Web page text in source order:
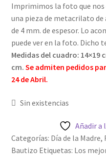
Contacto
ENVIO DE FOTOS Y
Ideas únicas para
Lista de deseos
Imprimimos la foto que
una pieza de metacrilato
de 4 mm. de espesor. Lo
puede ver en la foto. Dicho
Medidas del cuadro: 14×19
cm. Se admiten pedidos
24 de Abril.
Sin existencias
Añadir a
Categorías: Día de la Madre,
Bautizo Etiquetas: Los